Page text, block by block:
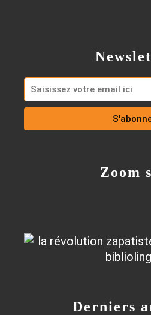
Derniers
Zoom